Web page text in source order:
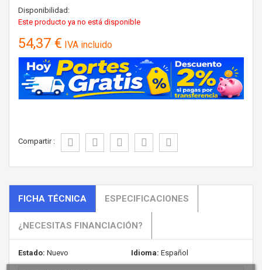
Disponibilidad:
Este producto ya no está disponible
54,37 € IVA incluido
Compartir :
FICHA TÉCNICA ESPECIFICACIONES
¿NECESITAS FINANCIACIÓN?
Estado: Nuevo Idioma: Español